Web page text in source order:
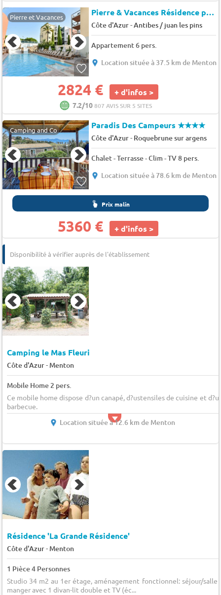
Pierre et Vacances Pierre & Vacances Résidence premium Port-Prestige
Côte d'Azur-Antibes / juan les pins
Appartement 6 pers.
Location située à 37.5 km de Menton
2824 € + d'infos >
7.2/10807 AVIS SUR 5 SITES
Camping and Co Paradis Des Campeurs★★★★
Côte d'Azur- Roquebrune sur argens
Chalet - Terrasse - Clim - TV 8 pers.
Location située à 78.6 km de Menton
Prix malin
5360 € + d'infos >
Disponibilité à vérifier auprès de l'établissement
Camping le Mas Fleuri
Côte d'Azur- Menton
Mobile Home 2 pers.
Ce mobile home dispose d?un canapé, d?ustensiles de cuisine et
barbecue.
Location située à 12.6 km de Menton
Résidence 'La Grande Résidence'
Côte d'Azur- Menton
1 Pièce 4 Personnes
Studio 34 m2 au 1er étage, aménagement fonctionnel: séjour/salle
manger avec 1 divan-lit double et TV (éc...